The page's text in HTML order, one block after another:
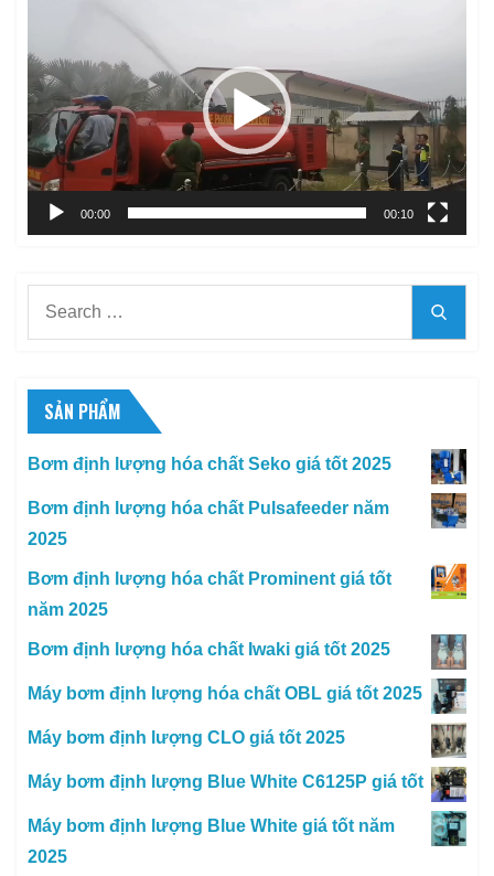
Video
00:00 00:10
SẢN PHẨM
Bơm định lượng hóa chất Seko giá tốt 2025
Bơm định lượng hóa chất Pulsafeeder năm
2025
Bơm định lượng hóa chất Prominent giá tốt
năm 2025
Bơm định lượng hóa chất Iwaki giá tốt 2025
Máy bơm định lượng hóa chất OBL giá tốt 2025
Máy bơm định lượng CLO giá tốt 2025
Máy bơm định lượng Blue White C6125P giá tốt
Máy bơm định lượng Blue White giá tốt năm
2025